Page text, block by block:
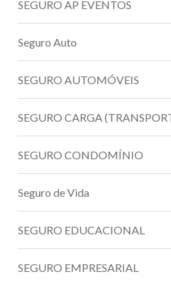
SEGURO AP EVENTOS
Seguro Auto
SEGURO AUTOMÓVEIS
SEGURO CARGA
SEGURO CONDOMÍNIO
Seguro de Vida
SEGURO EDUCACIONAL
SEGURO EMPRESARIAL